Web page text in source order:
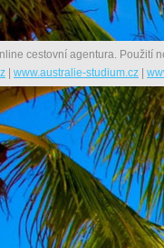
cestovní agentura. Použití
| www.australie-studium.cz |